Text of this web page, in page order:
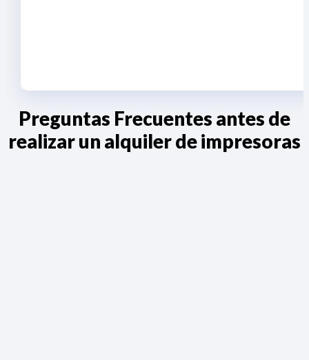
Preguntas Frecuentes antes de
realizar un alquiler de impresoras